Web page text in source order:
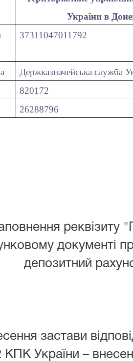
України в
37311047011792
Держказначейська служба
820172
26288796
реквізиту
документі
депозитний
застави
КПК України –